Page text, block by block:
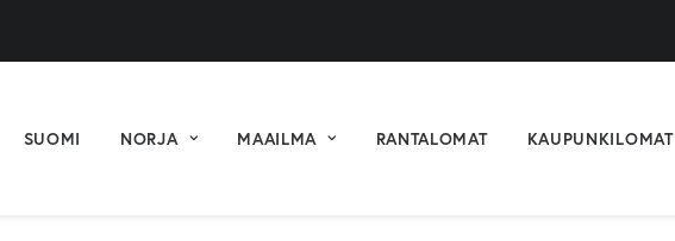
SUOMI NORJA MAAILMA RANTALOMAT KAUPUNKILOMAT